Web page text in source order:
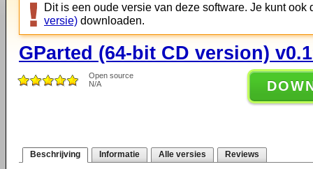
Dit is een oude versie van deze software. Je kunt ook
versie) downloaden.
GParted (64-bit CD version)
Open source
N/A
Beschrijving Informatie Alle versies Reviews